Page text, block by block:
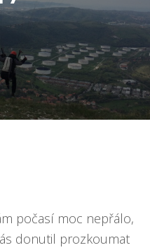
počasí moc nepřálo,
donutil prozkoumat